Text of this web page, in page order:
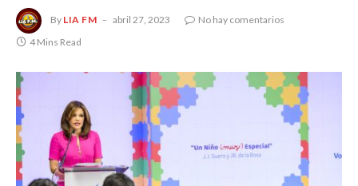
By LIA FM abril 27, 2023
No hay comentarios
4 Mins Read